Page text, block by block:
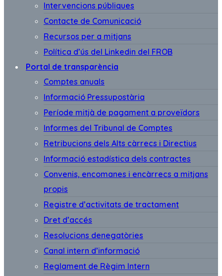
Intervencions públiques
Contacte de Comunicació
Recursos per a mitjans
Política d’ús del Linkedin del FROB
Portal de transparència
Comptes anuals
Informació Pressupostària
Període mitjà de pagament a proveïdors
Informes del Tribunal de Comptes
Retribucions dels Alts càrrecs i Directius
Informació estadística dels contractes
Convenis, encomanes i encàrrecs a mitjans
propis
Registre d’activitats de tractament
Dret d’accés
Resolucions denegatòries
Canal intern d’informació
Reglament de Règim Intern